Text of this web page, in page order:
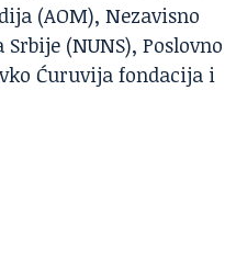
(AOM), Nezavisno
(NUNS), Poslovno
Ćuruvija fondacija i